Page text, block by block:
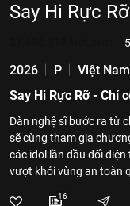
Say Hi Rực
2026 P Việt Nam
Say Hi Rực Rỡ - Chỉ
Dàn nghệ sĩ bước ra từ
sẽ cùng tham gia
các idol lần đầu đối
vượt khỏi vùng an toàn
16